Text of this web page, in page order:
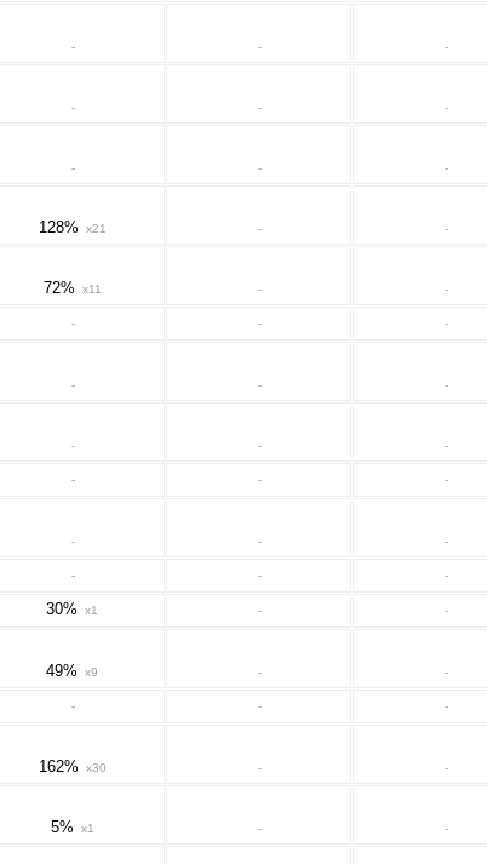
- - -
- - -
- - -
128% x21 - -
72% x11 - -
- - -
- - -
- - -
- - -
- - -
- - -
30% x1 - -
49% x9 - -
- - -
162% x30 - -
5% x1 - -